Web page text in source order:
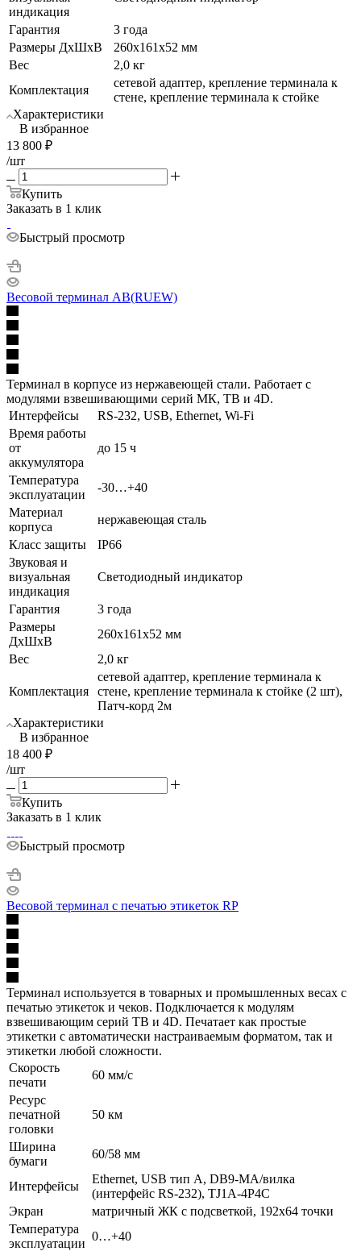
индикация
Гарантия
3 года
Размеры ДхШхВ
260х161х52 мм
Вес
2,0 кг
Комплектация
сетевой адаптер, крепление терминала к
стене, крепление терминала к стойке
Характеристики
В избранное
13 800 ₽
/шт
Купить
Заказать в 1 клик
Быстрый просмотр
Весовой терминал AB(RUEW)
Терминал в корпусе из нержавеющей стали. Работает с
модулями взвешивающими серий МК, ТВ и 4D.
Интерфейсы
RS-232, USB, Ethernet, Wi-Fi
Время работы
от
аккумулятора
до 15 ч
Температура
эксплуатации
-30…+40
Материал
корпуса
нержавеющая сталь
Класс защиты
IP66
Звуковая и
визуальная
индикация
Светодиодный индикатор
Гарантия
3 года
Размеры
ДхШхВ
260х161х52 мм
Вес
2,0 кг
Комплектация
сетевой адаптер, крепление терминала к
стене, крепление терминала к стойке (2 шт),
Патч-корд 2м
Характеристики
В избранное
18 400 ₽
/шт
Купить
Заказать в 1 клик
Быстрый просмотр
Весовой терминал с печатью этикеток RP
Терминал используется в товарных и промышленных весах с
печатью этикеток и чеков. Подключается к модулям
взвешивающим серий TB и 4D. Печатает как простые
этикетки с автоматически настраиваемым форматом, так и
этикетки любой сложности.
Скорость
печати
60 мм/с
Ресурс
печатной
головки
50 км
Ширина
бумаги
60/58 мм
Интерфейсы
Ethernet, USB тип А, DB9-MА/вилка
(интерфейс RS-232), TJ1A-4P4C
Экран
матричный ЖК с подсветкой, 192х64 точки
Температура
эксплуатации
0…+40